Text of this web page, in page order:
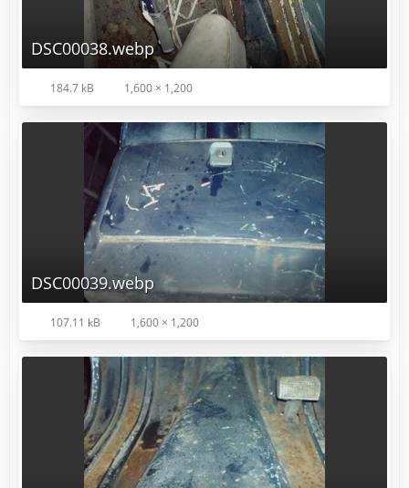
DSC00038.webp
184.7 kB 1,600 × 1,200
DSC00039.webp
107.11 kB 1,600 × 1,200